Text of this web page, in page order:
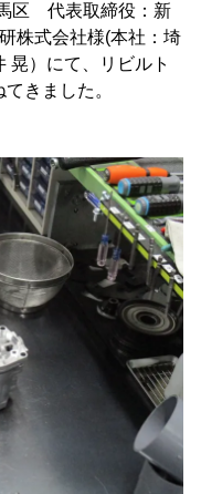
区 代表取締役：新
株式会社様(本社：埼
）にて、リビルト
きました。